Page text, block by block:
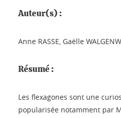
Auteur(s) :
Anne RASSE, Gaëlle
Résumé :
Les flexagones sont une
popularisée notamment par